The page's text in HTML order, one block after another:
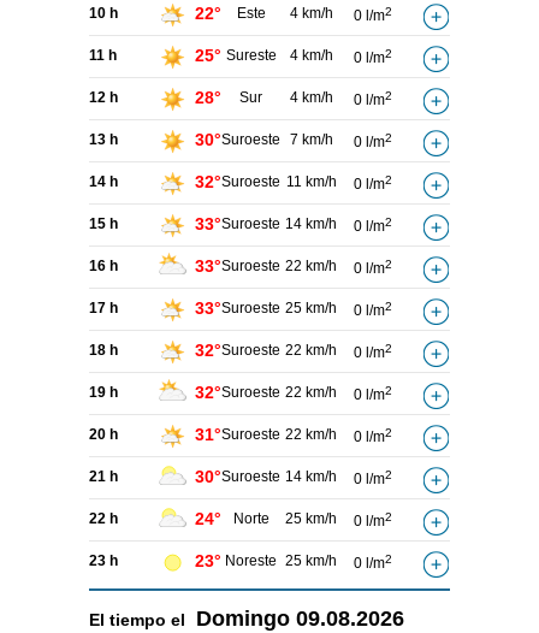
10 h 22° Este 4 km/h 0 l/m2
11 h 25° Sureste 4 km/h 0 l/m2
12 h 28° Sur 4 km/h 0 l/m2
13 h 30°Suroeste 7 km/h 0 l/m2
14 h 32°Suroeste 11 km/h 0 l/m2
15 h 33°Suroeste 14 km/h 0 l/m2
16 h 33°Suroeste 22 km/h 0 l/m2
17 h 33°Suroeste 25 km/h 0 l/m2
18 h 32°Suroeste 22 km/h 0 l/m2
19 h 32°Suroeste 22 km/h 0 l/m2
20 h 31°Suroeste 22 km/h 0 l/m2
21 h 30°Suroeste 14 km/h 0 l/m2
22 h 24° Norte 25 km/h 0 l/m2
23 h 23° Noreste 25 km/h 0 l/m2
El tiempo el Domingo 09.08.2026